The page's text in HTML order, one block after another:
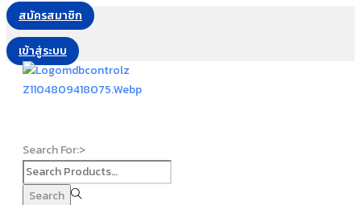
สมัครสมาชิก
เข้าสู่ระบบ
Search For:>
Search